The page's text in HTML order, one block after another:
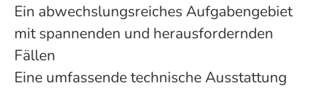
Ein abwechslungsreiches Aufgabengebiet
mit spannenden und herausfordernden
Fällen
Eine umfassende technische Ausstattung